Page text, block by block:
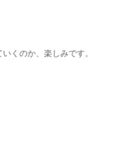
くのか、楽しみです。